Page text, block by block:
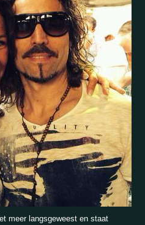
meer langsgeweest en staat